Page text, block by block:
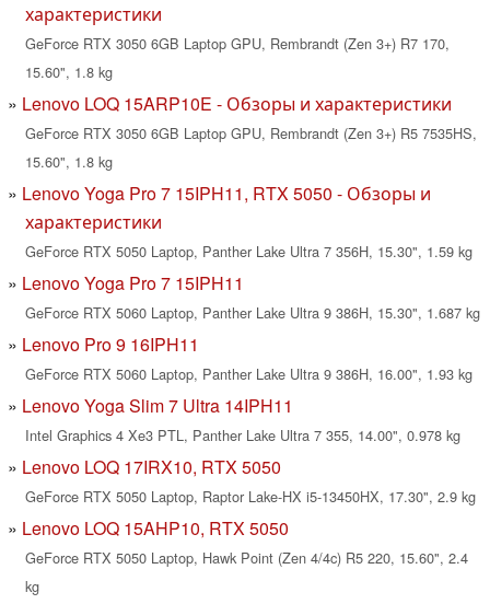
характеристики
GeForce RTX 3050 6GB Laptop GPU, Rembrandt (Zen 3+) R7 170,
15.60", 1.8 kg
Lenovo LOQ 15ARP10E - Обзоры и характеристики
GeForce RTX 3050 6GB Laptop GPU, Rembrandt (Zen 3+) R5 7535HS,
15.60", 1.8 kg
Lenovo Yoga Pro 7 15IPH11, RTX 5050 - Обзоры и
характеристики
GeForce RTX 5050 Laptop, Panther Lake Ultra 7 356H, 15.30", 1.59 kg
Lenovo Yoga Pro 7 15IPH11
GeForce RTX 5060 Laptop, Panther Lake Ultra 9 386H, 15.30", 1.687 kg
Lenovo Pro 9 16IPH11
GeForce RTX 5060 Laptop, Panther Lake Ultra 9 386H, 16.00", 1.93 kg
Lenovo Yoga Slim 7 Ultra 14IPH11
Intel Graphics 4 Xe3 PTL, Panther Lake Ultra 7 355, 14.00", 0.978 kg
Lenovo LOQ 17IRX10, RTX 5050
GeForce RTX 5050 Laptop, Raptor Lake-HX i5-13450HX, 17.30", 2.9 kg
Lenovo LOQ 15AHP10, RTX 5050
GeForce RTX 5050 Laptop, Hawk Point (Zen 4/4c) R5 220, 15.60", 2.4
kg